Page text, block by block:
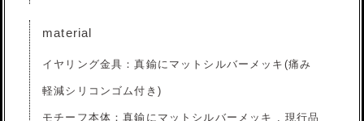
material
イヤリング金具：真鍮にマットシルバーメッキ(痛み
軽減シリコンゴム付き)
モチーフ本体：真鍮にマットシルバーメッキ , 現行品